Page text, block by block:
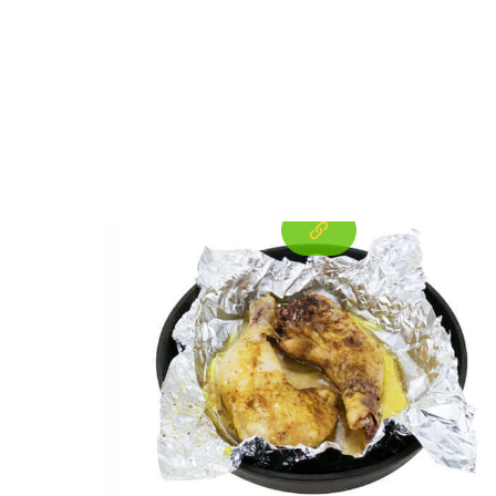
Lampenabdeckung
Erforschen Sie die Vorteile des
Aluminiumkreises für die
Lampenabdeckungsherstellung,
einschließlich einer überlegenen
Wärmeabteilung, Korrosionsbeständigkeit,
und ästhetische Oberflächen. Erfahren Sie
mehr über Legierungen, Anwendungen, und
wie man den richtigen Lieferanten auswählt.